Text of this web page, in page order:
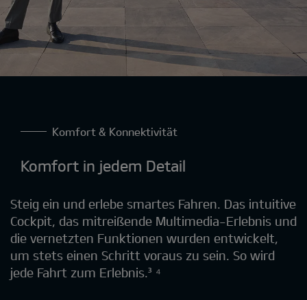
Komfort & Konnektivität
Komfort in jedem Detail
Steig ein und erlebe smartes Fahren. Das intuitive
Cockpit, das mitreißende Multimedia-Erlebnis und
die vernetzten Funktionen wurden entwickelt,
um stets einen Schritt voraus zu sein. So wird
jede Fahrt zum Erlebnis.³ ⁴